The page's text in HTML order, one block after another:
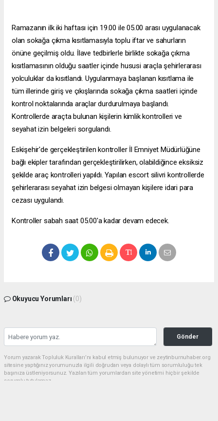
Ramazanın ilk iki haftası için 19.00 ile 05.00 arası uygulanacak
olan sokağa çıkma kısıtlamasıyla toplu iftar ve sahurların
önüne geçilmiş oldu. İlave tedbirlerle birlikte sokağa çıkma
kısıtlamasının olduğu saatler içinde hususi araçla şehirlerarası
yolculuklar da kısıtlandı. Uygulanmaya başlanan kısıtlama ile
tüm illerinde giriş ve çıkışlarında sokağa çıkma saatleri içinde
kontrol noktalarında araçlar durdurulmaya başlandı.
Kontrollerde araçta bulunan kişilerin kimlik kontrolleri ve
seyahat izin belgeleri sorgulandı.
Eskişehir'de gerçekleştirilen kontroller İl Emniyet Müdürlüğüne
bağlı ekipler tarafından gerçekleştirilirken, olabildiğince eksiksiz
şekilde araç kontrolleri yapıldı. Yapılan escort silivri kontrollerde
şehirlerarası seyahat izin belgesi olmayan kişilere idari para
cezası uygulandı.
Kontroller sabah saat 05.00'a kadar devam edecek.
Okuyucu Yorumları (0)
Gönder
Yorum yazarak Topluluk Kuralları’nı kabul etmiş bulunuyor ve zeytinburnuhaber.org
sitesine yaptığınız yorumunuzla ilgili doğrudan veya dolaylı tüm sorumluluğu tek
başınıza üstleniyorsunuz. Yazılan tüm yorumlardan site yönetimi hiçbir şekilde
sorumlu tutulamaz.